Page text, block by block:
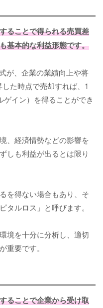
ることで得られる売買差
基本的な利益形態です。
が、企業の業績向上や将
た時点で売却すれば、1
イン）を得ることができ
、経済情勢などの影響を
しも利益が出るとは限り
を得ない場合もあり、そ
タルロス」と呼びます。
境を十分に分析し、適切
重要です。
ることで企業から受け取